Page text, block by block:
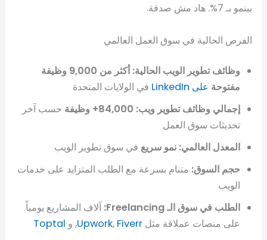
بينمو بـ 7%. هاد مش صدفة.
الفرص الحالية في سوق العمل العالمي
وظائف تطوير الويب الحالية: أكثر من 9,000 وظيفة
مفتوحة على LinkedIn
في الولايات المتحدة
إجمالي وظائف تطوير ويب: 84,000+ وظيفة
حسب آخر
تحديثات سوق العمل
المعدل العالمي: نمو سريع في سوق تطوير الويب
حجم السوق: متنام بسرعة مع الطلب المتزايد على خدمات
الويب
الطلب في سوق الـ Freelancing:
آلاف المشاريع يومياً
على منصات عملاقة مثل
Upwork, Fiverr , و Toptal